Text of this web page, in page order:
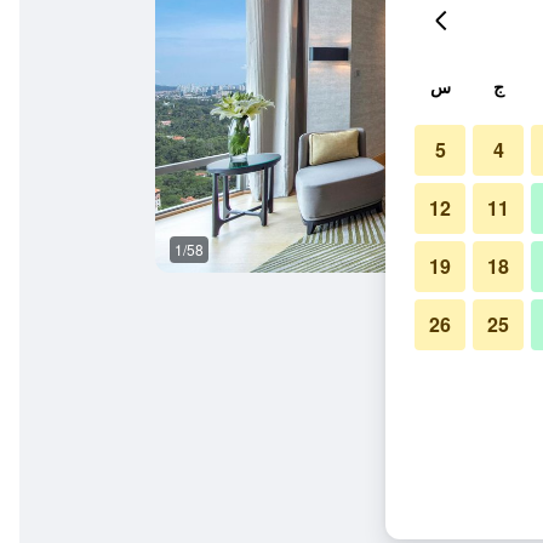
1/58
ج س
4
5
11
12
18
19
25
26